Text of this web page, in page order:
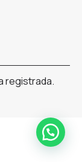
registrada.